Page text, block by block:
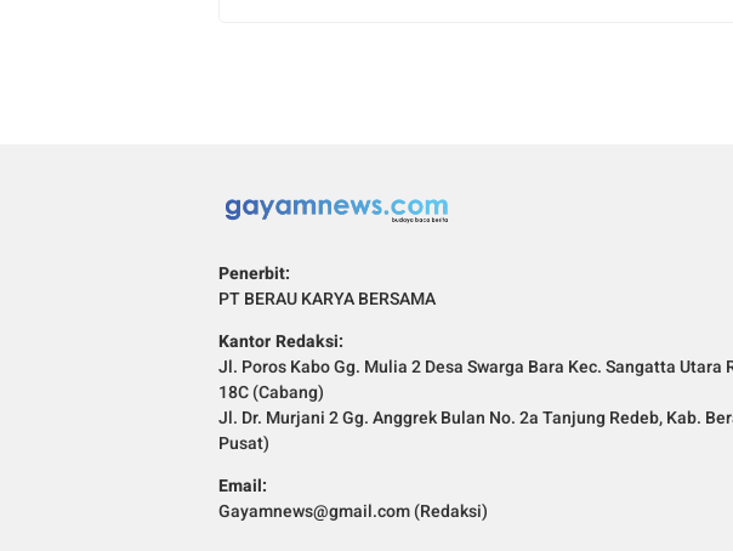
Penerbit:
PT BERAU KARYA BERSAMA
Kantor Redaksi:
Jl. Poros Kabo Gg. Mulia 2 Desa Swarga Bara Kec. Sangatta Utara
18C (Cabang)
Jl. Dr. Murjani 2 Gg. Anggrek Bulan No. 2a Tanjung Redeb, Kab.
Pusat)
Email:
Gayamnews@gmail.com (Redaksi)